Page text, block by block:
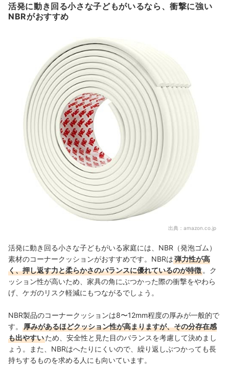
活発に動き回る小さな子どもがいるなら、衝撃に強い
NBRがおすすめ
出典： amazon.co.jp
活発に動き回る小さな子どもがいる家庭には、NBR（発泡ゴム）
素材のコーナークッションがおすすめです。NBRは弾力性が高
く、押し返す力と柔らかさのバランスに優れているのが特徴 。ク
ッション性が高いため、家具の角にぶつかった際の衝撃をやわら
げ、ケガのリスク軽減にもつながるでしょう。
NBR製品のコーナークッションは8〜12mm程度の厚みが一般的で
す。
厚みがあるほどクッション性が高まりますが、その分存在感
も出やすいため、安全性と見た目のバランスを考慮して決めまし
ょう。また、NBRはへたりにくいので、繰り返しぶつかっても長
持ちするものを求める人にも向いています。